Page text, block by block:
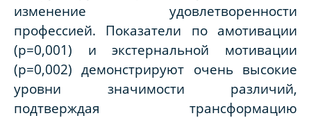
изменение удовлетворенности
профессией. Показатели по амотивации
(p=0,001) и экстернальной мотивации
(p=0,002) демонстрируют очень высокие
уровни значимости различий,
подтверждая трансформацию